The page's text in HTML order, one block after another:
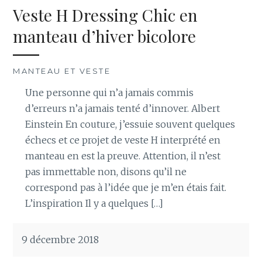
Veste H Dressing Chic en
manteau d’hiver bicolore
MANTEAU ET VESTE
Une personne qui n’a jamais commis
d’erreurs n’a jamais tenté d’innover. Albert
Einstein En couture, j’essuie souvent quelques
échecs et ce projet de veste H interprété en
manteau en est la preuve. Attention, il n’est
pas immettable non, disons qu’il ne
correspond pas à l’idée que je m’en étais fait.
L’inspiration Il y a quelques […]
9 décembre 2018